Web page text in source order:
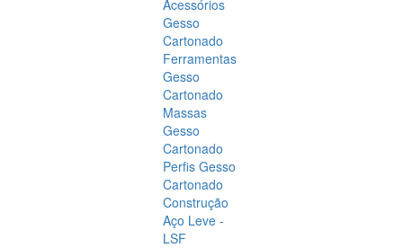
Acessórios
Gesso
Cartonado
Ferramentas
Gesso
Cartonado
Massas
Gesso
Cartonado
Perfis Gesso
Cartonado
Construção
Aço Leve -
LSF